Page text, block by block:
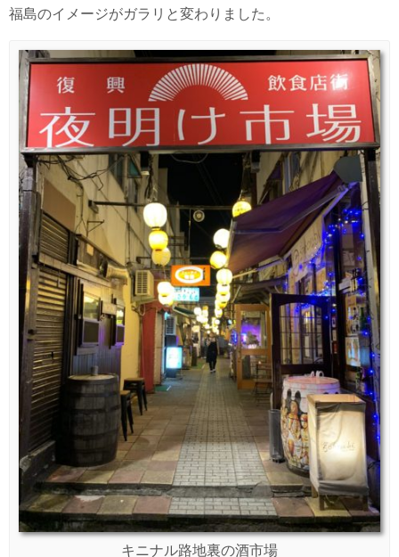
福島のイメージがガラリと変わりました。
キニナル路地裏の酒市場